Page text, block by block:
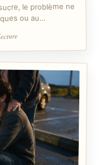
le problème ne
ou au…